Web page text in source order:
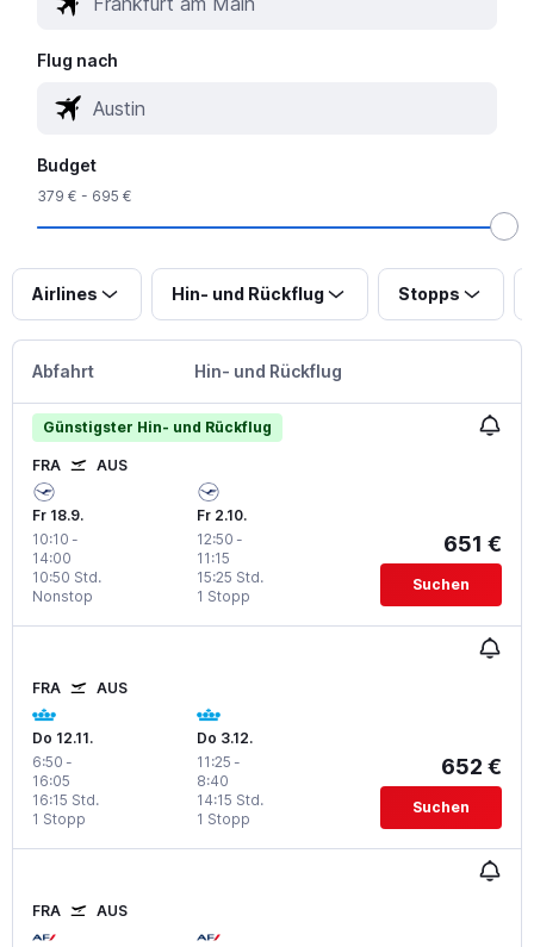
Flug nach
Budget
379 € - 695 €
Airlines Hin- und Rückflug Stopps
Abfahrt Hin- und Rückflug
Günstigster Hin- und Rückflug
FRA AUS
Fr 18.9.
10:10 -
14:00
Nonstop
10:50 Std.
Fr 2.10.
12:50 -
11:15
1 Stopp
15:25 Std.
651 €
Suchen
FRA AUS
Do 12.11.
6:50 -
16:05
1 Stopp
16:15 Std.
Do 3.12.
11:25 -
8:40
1 Stopp
14:15 Std.
652 €
Suchen
FRA AUS